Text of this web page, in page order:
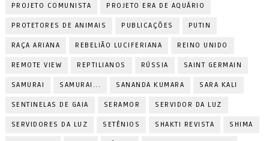
PROJETO COMUNISTA PROJETO ERA DE AQUÁRIO
PROTETORES DE ANIMAIS PUBLICAÇÕES PUTIN
RAÇA ARIANA REBELIÃO LUCIFERIANA REINO UNIDO
REMOTE VIEW REPTILIANOS RÚSSIA SAINT GERMAIN
SAMURAI SAMURAI... SANANDA KUMARA SARA KALI
SENTINELAS DE GAIA SERAMOR SERVIDOR DA LUZ
SERVIDORES DA LUZ SETÊNIOS SHAKTI REVISTA SHIMA